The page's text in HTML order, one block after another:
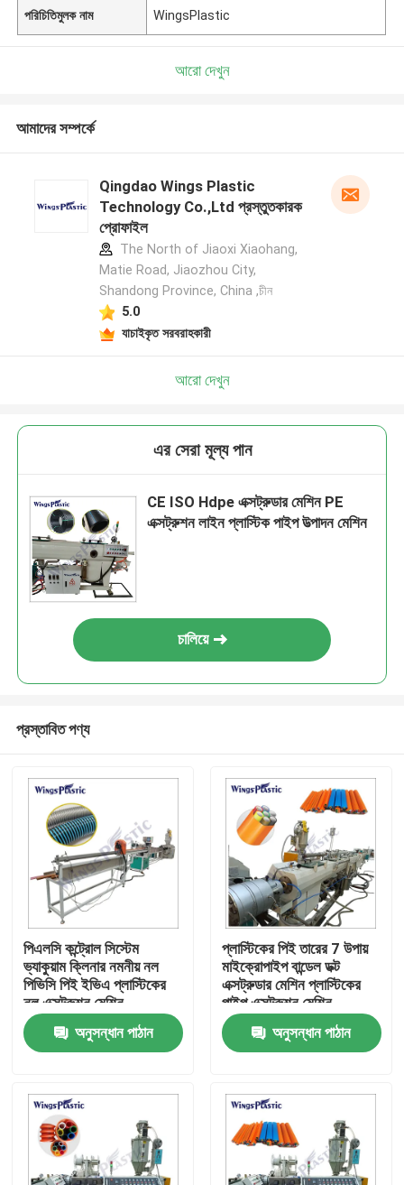
পণ্য
আমাদের সম্পর্কে
পরিচিতিমুলক নাম WingsPlastic
আরো দেখুন
আমাদের সম্পর্কে
Qingdao Wings Plastic
Technology Co.,Ltd প্রস্তুতকারক
প্রোফাইল
The North of Jiaoxi Xiaohang,
Matie Road, Jiaozhou City,
Shandong Province, China ,চীন
5.0
যাচাইকৃত সরবরাহকারী
আরো দেখুন
এর সেরা মূল্য পান
CE ISO Hdpe এক্সট্রুডার মেশিন PE
এক্সট্রুশন লাইন প্লাস্টিক পাইপ উত্পাদন মেশিন
চালিয়ে
প্রস্তাবিত পণ্য
পিএলসি কন্ট্রোল সিস্টেম
ভ্যাকুয়াম ক্লিনার নমনীয় নল
পিভিসি পিই ইভিএ প্লাস্টিকের
নল এক্সট্রুশন মেশিন
অনুসন্ধান পাঠান
প্লাস্টিকের পিই তারের 7 উপায়
মাইক্রোপাইপ বান্ডেল ডক্ট
এক্সট্রুডার মেশিন প্লাস্টিকের
পাইপ এক্সট্রুশন মেশিন
অনুসন্ধান পাঠান